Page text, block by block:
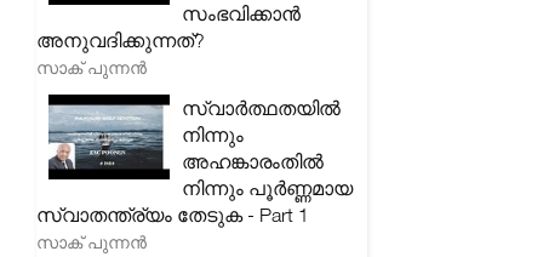
സംഭവിക്കാൻ
അനുവദിക്കുന്നത്?
സാക് പുന്നൻ
സ്വാർത്ഥതയിൽ
നിന്നും
അഹങ്കാരംതിൽ
നിന്നും പൂർണ്ണമായ
സ്വാതന്ത്ര്യം തേടുക - Part 1
സാക് പുന്നൻ